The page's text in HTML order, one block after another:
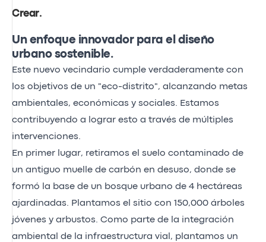
Crear.
Un enfoque innovador para el diseño
urbano sostenible.
Este nuevo vecindario cumple verdaderamente con
los objetivos de un "eco-distrito", alcanzando metas
ambientales, económicas y sociales. Estamos
contribuyendo a lograr esto a través de múltiples
intervenciones.
En primer lugar, retiramos el suelo contaminado de
un antiguo muelle de carbón en desuso, donde se
formó la base de un bosque urbano de 4 hectáreas
ajardinadas. Plantamos el sitio con 150,000 árboles
jóvenes y arbustos. Como parte de la integración
ambiental de la infraestructura vial, plantamos un